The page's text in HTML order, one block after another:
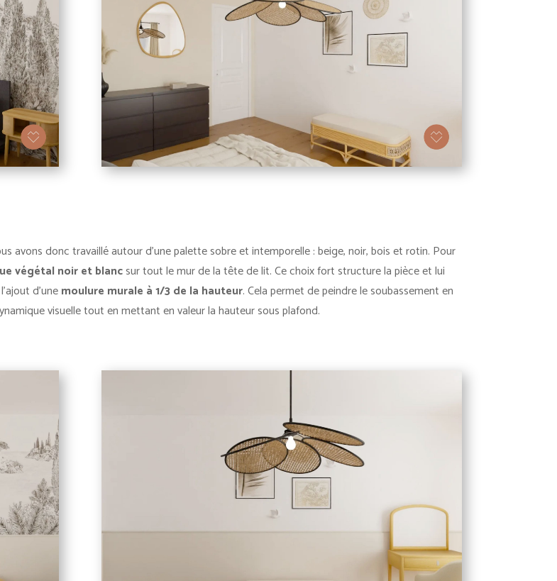
avons donc travaillé autour d’une palette sobre et intemporelle : beige, noir, bois et rotin. Pour
végétal noir et blancsur tout le mur de la tête de lit. Ce choix fort structure la pièce et lui
d’unemoulure murale à 1/3 de la hauteur. Cela permet de peindre le soubassement en
visuelle tout en mettant en valeur la hauteur sous plafond.